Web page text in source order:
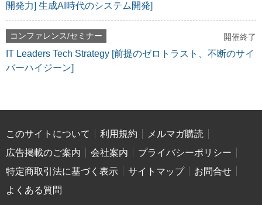
開発力] 生成AI時代のシステム開発]
コンファレンス/セミナー 開催終了
IT Leaders Tech Strategy [前提のゼロトラスト、不断のサイ
バーハイジーン]
このサイトについて 利用規約
メルマガ購読
広告掲載のご案内
会社案内
プライバシーポリシー
特定商取引法に基づく表示
サイトマップ
お問合せ
よくある質問